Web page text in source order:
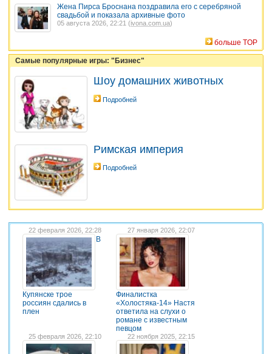
Жена Пирса Броснана поздравила его с серебряной
свадьбой и показала архивные фото
05 августа 2026, 22:21 (ivona.com.ua)
больше TOP
Самые популярные игры: "Бизнес"
Шоу домашних животных
Подробней
Римская империя
Подробней
22 февраля 2026, 22:28
В
Купянске трое
россиян сдались в
плен
27 января 2026, 22:07
Финалистка
«Холостяка-14» Настя
ответила на слухи о
романе с известным
певцом
25 февраля 2026, 22:10 22 ноября 2025, 22:15